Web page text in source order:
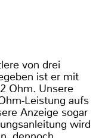
von drei
ist er mit
Ohm. Unsere
Leistung aufs
Anzeige sogar
wird